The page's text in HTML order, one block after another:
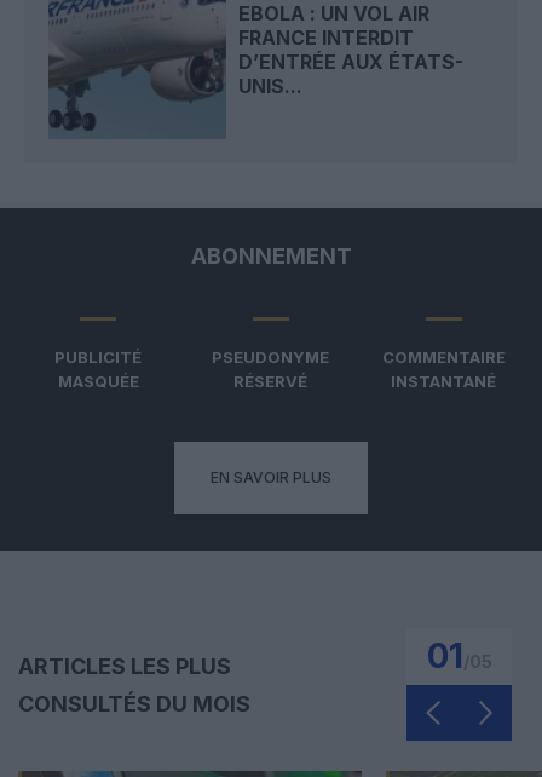
EBOLA : UN VOL AIR
FRANCE INTERDIT
D’ENTRÉE AUX ÉTATS-
UNIS...
ABONNEMENT
PUBLICITÉ
MASQUÉE
PSEUDONYME
RÉSERVÉ
COMMENTAIRE
INSTANTANÉ
EN SAVOIR PLUS
ARTICLES LES PLUS
CONSULTÉS DU MOIS
01